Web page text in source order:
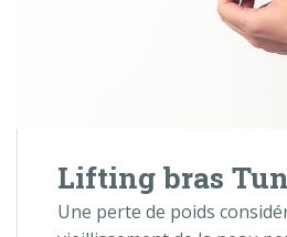
Lifting bras
Une perte de poids